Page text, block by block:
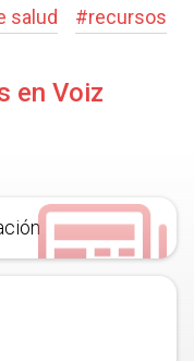
salud #recursos
en Voiz